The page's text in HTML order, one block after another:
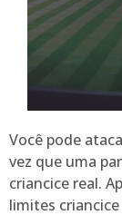
Você pode
vez que uma
criancice real.
limites criancice